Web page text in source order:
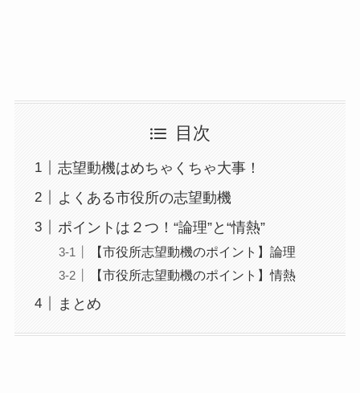
目次
志望動機はめちゃくちゃ大事！
よくある市役所の志望動機
ポイントは２つ！“論理”と“情熱”
【市役所志望動機のポイント】論理
【市役所志望動機のポイント】情熱
まとめ